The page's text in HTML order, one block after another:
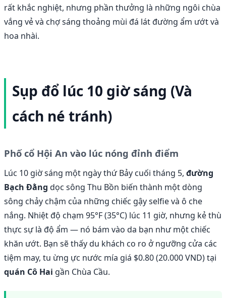
rất khắc nghiệt, nhưng phần thưởng là những ngôi chùa
vắng vẻ và chợ sáng thoảng mùi đá lát đường ẩm ướt và
hoa nhài.
Sụp đổ lúc 10 giờ sáng (Và
cách né tránh)
Phố cổ Hội An vào lúc nóng đỉnh điểm
Lúc 10 giờ sáng một ngày thứ Bảy cuối tháng 5, đường
Bạch Đằng dọc sông Thu Bồn biến thành một dòng
sông chảy chậm của những chiếc gậy selfie và ô che
nắng. Nhiệt độ chạm 95°F (35°C) lúc 11 giờ, nhưng kẻ thù
thực sự là độ ẩm — nó bám vào da bạn như một chiếc
khăn ướt. Bạn sẽ thấy du khách co ro ở ngưỡng cửa các
tiệm may, tu ừng ực nước mía giá $0.80 (20.000 VND) tại
quán Cô Hai gần Chùa Cầu.